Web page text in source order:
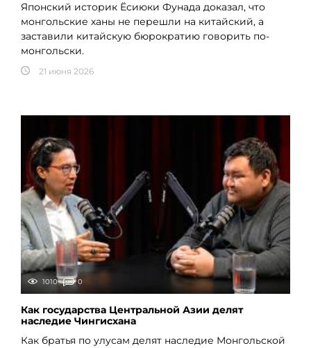
Японский историк Ёсиюки Фунада доказал, что
монгольские ханы не перешли на китайский, а
заставили китайскую бюрократию говорить по-
монгольски.
21 июня 2026
1010 0
Как государства Центральной Азии делят
наследие Чингисхана
Как братья по улусам делят наследие Монгольской